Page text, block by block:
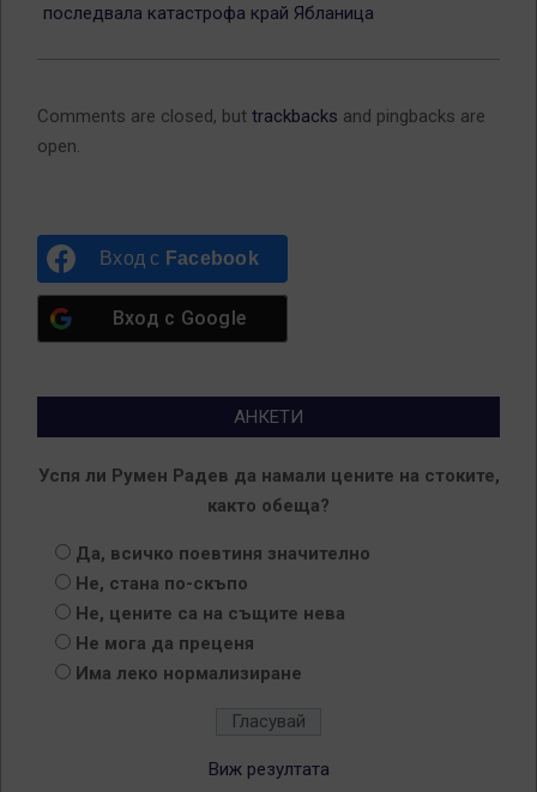
последвала катастрофа край Ябланица
Comments are closed, but trackbacks and pingbacks are
open.
Вход с Facebook
Вход с Google
АНКЕТИ
Успя ли Румен Радев да намали цените на стоките,
както обеща?
Да, всичко поевтиня значително
Не, стана по-скъпо
Не, цените са на същите нева
Не мога да преценя
Има леко нормализиране
Виж резултата